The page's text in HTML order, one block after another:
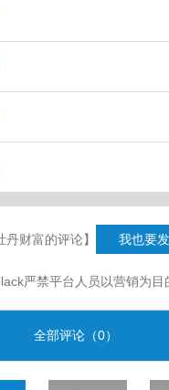
丹财富的评论】 我也要
严禁平台人员以营销为
全部评论（0）